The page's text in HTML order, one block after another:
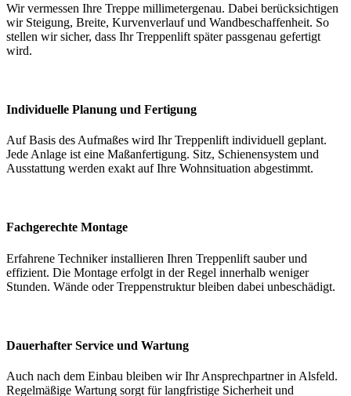
Wir vermessen Ihre Treppe millimetergenau. Dabei berücksichtigen
wir Steigung, Breite, Kurvenverlauf und Wandbeschaffenheit. So
stellen wir sicher, dass Ihr Treppenlift später passgenau gefertigt
wird.
Individuelle Planung und Fertigung
Auf Basis des Aufmaßes wird Ihr Treppenlift individuell geplant.
Jede Anlage ist eine Maßanfertigung. Sitz, Schienensystem und
Ausstattung werden exakt auf Ihre Wohnsituation abgestimmt.
Fachgerechte Montage
Erfahrene Techniker installieren Ihren Treppenlift sauber und
effizient. Die Montage erfolgt in der Regel innerhalb weniger
Stunden. Wände oder Treppenstruktur bleiben dabei unbeschädigt.
Dauerhafter Service und Wartung
Auch nach dem Einbau bleiben wir Ihr Ansprechpartner in Alsfeld.
Regelmäßige Wartung sorgt für langfristige Sicherheit und